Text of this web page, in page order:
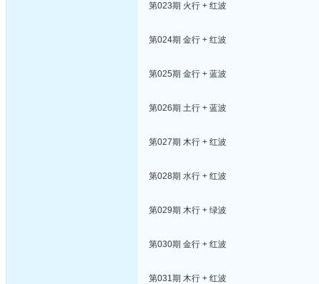
第023期 火行 + 红波
第024期 金行 + 红波
第025期 金行 + 蓝波
第026期 土行 + 蓝波
第027期 木行 + 红波
第028期 水行 + 红波
第029期 木行 + 绿波
第030期 金行 + 红波
第031期 木行 + 红波